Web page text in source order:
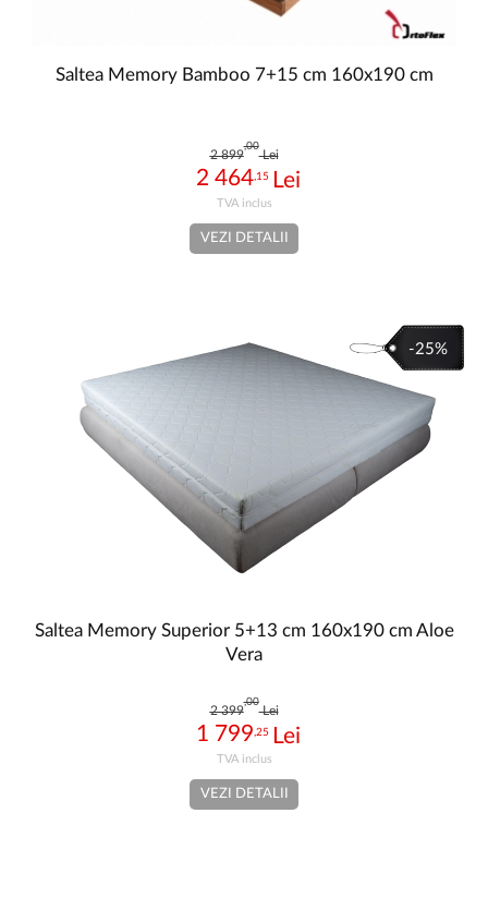
Saltea Memory Bamboo 7+15 cm 160x190 cm
2 899
,00
Lei
2 464,15
VEZI DETALII
-25%
Saltea Memory Superior 5+13 cm 160x190 cm Aloe
Vera
2 399
,00
Lei
1 799,25
VEZI DETALII